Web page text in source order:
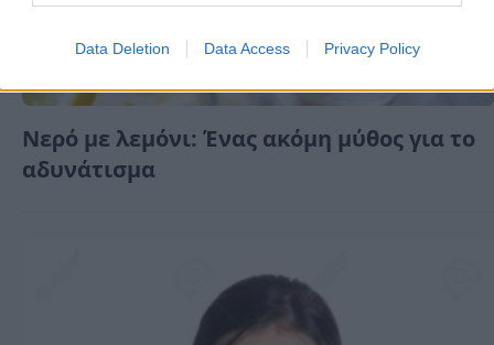
Data Deletion Data Access Privacy Policy
Νερό με λεμόνι: Ένας ακόμη μύθος για το
αδυνάτισμα